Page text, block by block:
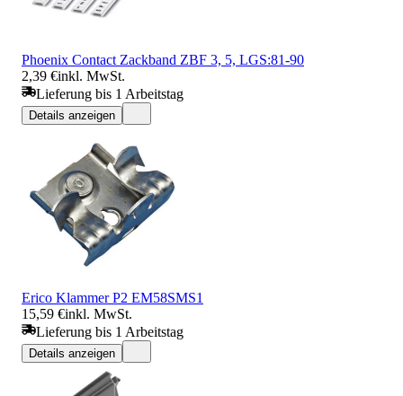
Phoenix Contact Zackband ZBF 3, 5, LGS:81-90
2,39 €inkl. MwSt.
Lieferung bis 1 Arbeitstag
Details anzeigen
Erico Klammer P2 EM58SMS1
15,59 €inkl. MwSt.
Lieferung bis 1 Arbeitstag
Details anzeigen